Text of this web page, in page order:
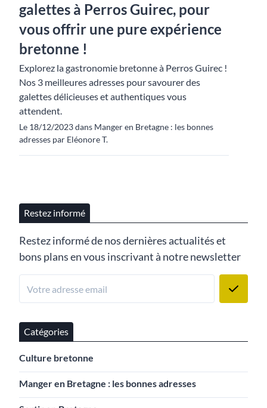
galettes à Perros Guirec, pour
vous offrir une pure expérience
bretonne !
Explorez la gastronomie bretonne à Perros Guirec !
Nos 3 meilleures adresses pour savourer des
galettes délicieuses et authentiques vous
attendent.
Le 18/12/2023 dans Manger en Bretagne : les bonnes
adresses par Eléonore T.
Restez informé
Restez informé de nos dernières actualités et
bons plans en vous inscrivant à notre newsletter
Catégories
Culture bretonne
Manger en Bretagne : les bonnes adresses